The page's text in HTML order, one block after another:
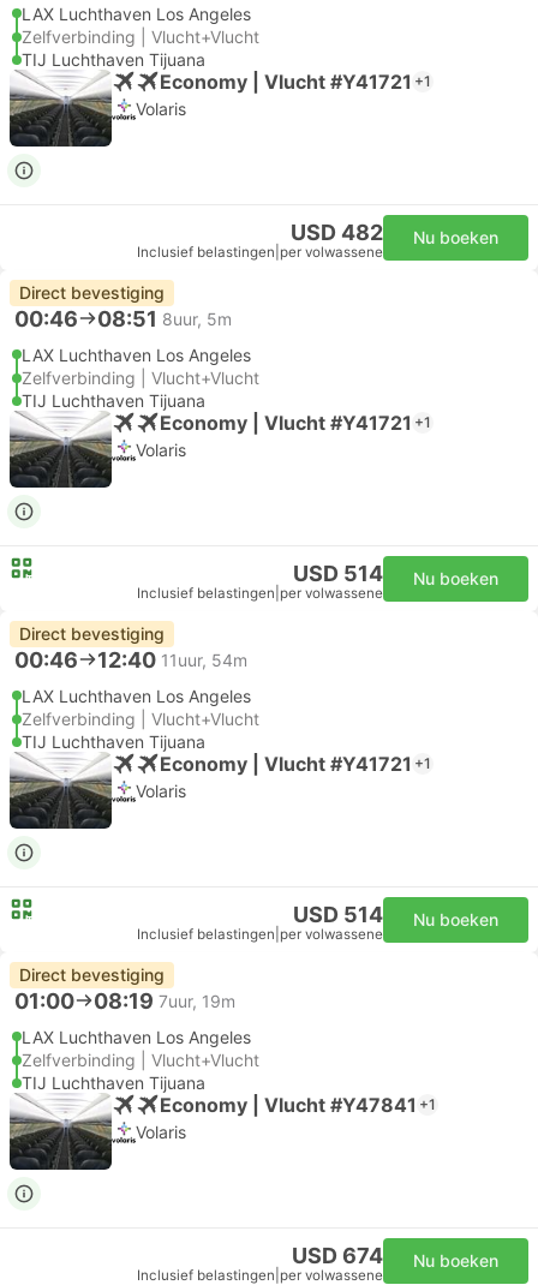
LAX Luchthaven Los Angeles
Zelfverbinding | Vlucht+Vlucht
TIJ Luchthaven Tijuana
Economy | Vlucht #Y41721 +1
Volaris
USD 482
Inclusief belastingen per volwassene
Nu boeken
Direct bevestiging
00:46 08:51 8uur, 5m
LAX Luchthaven Los Angeles
Zelfverbinding | Vlucht+Vlucht
TIJ Luchthaven Tijuana
Economy | Vlucht #Y41721 +1
Volaris
USD 514
Inclusief belastingen per volwassene
Nu boeken
Direct bevestiging
00:46 12:40 11uur, 54m
LAX Luchthaven Los Angeles
Zelfverbinding | Vlucht+Vlucht
TIJ Luchthaven Tijuana
Economy | Vlucht #Y41721 +1
Volaris
USD 514
Inclusief belastingen per volwassene
Nu boeken
Direct bevestiging
01:00 08:19 7uur, 19m
LAX Luchthaven Los Angeles
Zelfverbinding | Vlucht+Vlucht
TIJ Luchthaven Tijuana
Economy | Vlucht #Y47841 +1
Volaris
USD 674
Inclusief belastingen per volwassene
Nu boeken